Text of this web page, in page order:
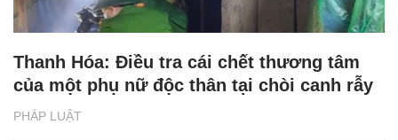
PHÁP LUẬT
Thanh Hóa: Điều tra cái chết thương tâm
của một phụ nữ độc thân tại chòi canh rẫy